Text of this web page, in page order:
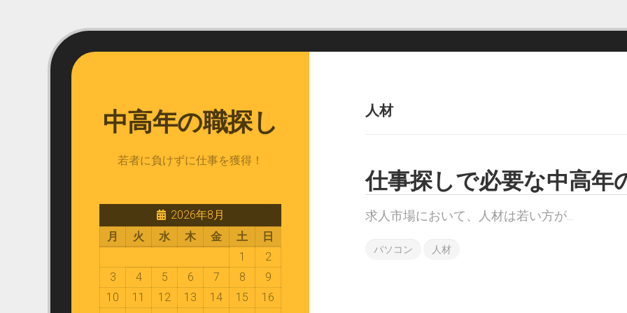
中高年の職探し
若者に負けずに仕事を獲得！
2026年8月
月
火 水 木 金 土
日
1
2
3
4 5 6 7 8
9
10
11 12 13 14 15
16
人材
仕事探しで必要な中高年
求人市場において、人材は若い方が...
パソコン 人材